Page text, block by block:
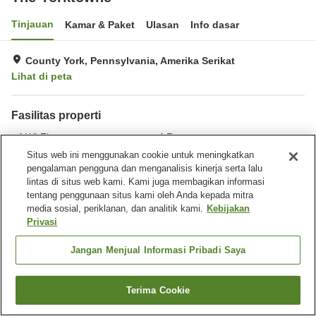
Tinjauan Kamar & Paket Ulasan Info dasar
County York, Pennsylvania, Amerika Serikat
Lihat di peta
Fasilitas properti
Wi-Fi Restoran
Beranda Amerika Serikat Pennsylvania
County York
The Yorktowne
Cari kamar
Situs web ini menggunakan cookie untuk meningkatkan
pengalaman pengguna dan menganalisis kinerja serta lalu
lintas di situs web kami. Kami juga membagikan informasi
tentang penggunaan situs kami oleh Anda kepada mitra
media sosial, periklanan, dan analitik kami. Kebijakan
Privasi
Jangan Menjual Informasi Pribadi Saya
Terima Cookie